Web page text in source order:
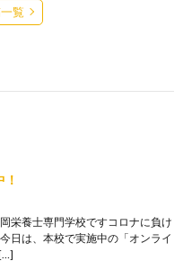
覧
栄養士専門学校ですコロナに負け
日は、本校で実施中の「オンライ